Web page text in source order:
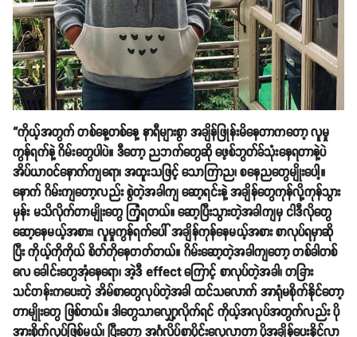
“ကိုယ့်အတွက် တစ်နေ့တစ်နေ့ နာရီများစွာ အချိန်ဖြုန်းမိနေတာကတော့ လူမှု
ကွန်ရက်နဲ့ ဂိမ်းတွေပါပဲ။ ဒီတော့ ညဘက်တွေဆို ဖေ့စ်ဘွတ်ခ်သုံးနေရတာနဲ့ပဲ
အိပ်ယာဝင်နောက်ကျရော၊ အထူးသဖြင့် သောကြာည၊ စနေညတွေမျိုးပေါ့။
နောက် ဂိမ်းကျတော့လည်း စွဲတဲ့အခါကျ ဆော့ရင်းနဲ့ အချိန်တွေကုန်လို့ကုန်သွား
မှန်း မသိလိုက်တာမျိုးတွေ ကြုံရတယ်။ ဆော့ပြီးသွားတဲ့အခါကျမှ ငါဒီလိုတွေ
ဆော့နေမယ့်အစား၊ လူမှုကွန်ရက်ပေါ် အချိန်ကုန်နေမယ့်အစား စာလုပ်ရမှာဆို
ပြီး ကိုယ့်ကိုကိုယ် စိတ်တိုနေတတ်တယ်။ ဂိမ်းဆော့တဲ့အခါကျတော့ တစ်ခါတစ်
လေ ခေါင်းတွေအုံနေရော၊ အဲ့ဒီ effect ကြောင့် စာလုပ်တဲ့အခါ၊ တခြား
သင်တန်းကပေးတဲ့ အိမ်စာတွေလုပ်တဲ့အခါ ထင်သလောက် အာရုံမစိုက်နိုင်တော့
တာမျိုးတွေ ဖြစ်တယ်။ ဒါတွေသာလျှော့လိုက်ရင် ကိုယ့်အလုပ်အတွက်လည်း ပို
အားစိုက်လုပ်ဖြစ်မယ်၊ ပြီးတော့ အင်္ဂလိပ်စာပိုင်းလေ့လာတာ ပိုအချိန်ပေးနိုင်လာ